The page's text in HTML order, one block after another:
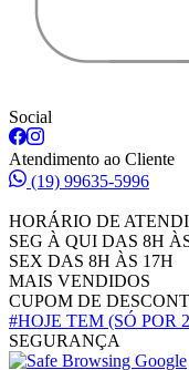
Social
Atendimento ao Cliente
(19) 99635-5996
HORÁRIO DE
SEG À QUI DAS 8H
SEX DAS 8H ÀS 17H
MAIS VENDIDOS
CUPOM DE
#HOJE TEM (SÓ POR
SEGURANÇA